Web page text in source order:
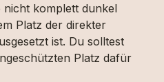
nicht komplett dunkel
Platz der direkter
ist. Du solltest
Platz dafür